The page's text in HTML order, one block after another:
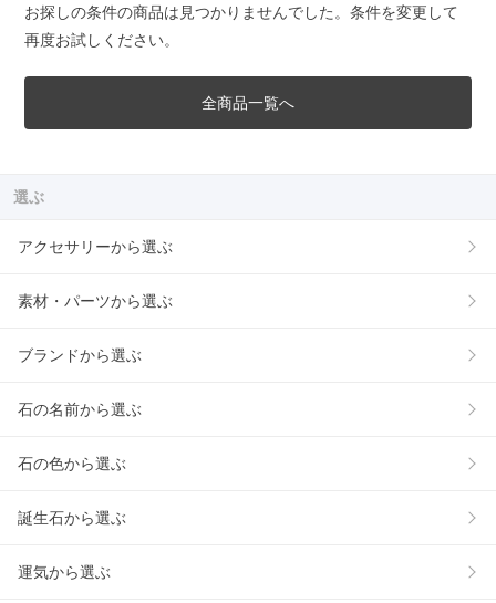
お探しの条件の商品は見つかりませんでした。条件を変更して
再度お試しください。
全商品一覧へ
選ぶ
アクセサリーから選ぶ
素材・パーツから選ぶ
ブランドから選ぶ
石の名前から選ぶ
石の色から選ぶ
誕生石から選ぶ
運気から選ぶ